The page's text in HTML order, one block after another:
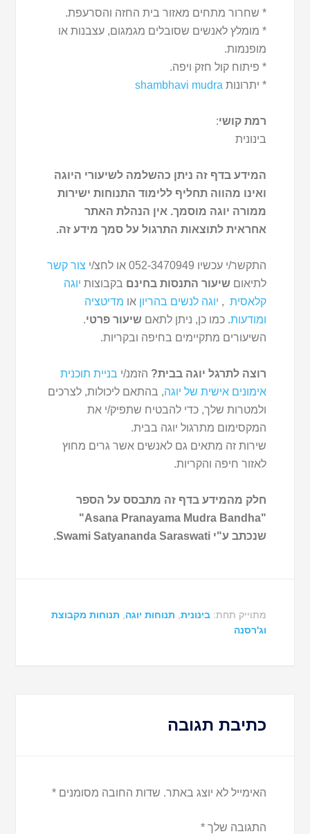
* שחרור מתחים מאזור בית החזה והסרעפת.
* מומלץ לאנשים שסובלים מגמגום, עצבנות או
מופנמות.
* פיתוח קול חזק ויפה.
* יתרונות shambhavi mudra
רמת קושי:
בינונית
המידע בדף זה ניתן כהשלמה לשיעורי היוגה
ואינו מהווה תחליף ללימוד התנוחות ישירות
ממורה יוגה מוסמך. אין הנהלת האתר
אחראית לתוצאות התרגול על סמך מידע זה.
התקשר/י עכשיו 052-3470949 או לחצ/י
צור קשר
לתיאום שיעור התנסות בחינם בקבוצות יוגה
קלאסית , יוגה לנשים בהריון או מדיטציה
ומודעות. כמו כן, ניתן לתאםשיעור פרטי.
השיעורים מתקיימים בחיפה ובקריות.
רוצה לתרגל יוגה בבית? הזמנ/י בניית תוכנית
אימונים אישית של יוגה, בהתאם ליכולות, לצרכים
ולמטרות שלך, כדי להבטיח שתפיק/י את
המקסימום מתרגול יוגה בבית.
שירות זה מתאים גם לאנשים אשר גרים מחוץ
לאזור חיפה והקריות.
חלק מהמידע בדף זה מתבסס על הספר
"Asana Pranayama Mudra Bandha"
שנכתב ע"י Swami Satyananda Saraswati.
מתוייק תחת:בינונית תנוחות יוגה
תנוחות מקבוצת
וג'רסנה
כתיבת תגובה
האימייל לא יוצג באתר. שדות החובה מסומנים*
התגובה שלך*